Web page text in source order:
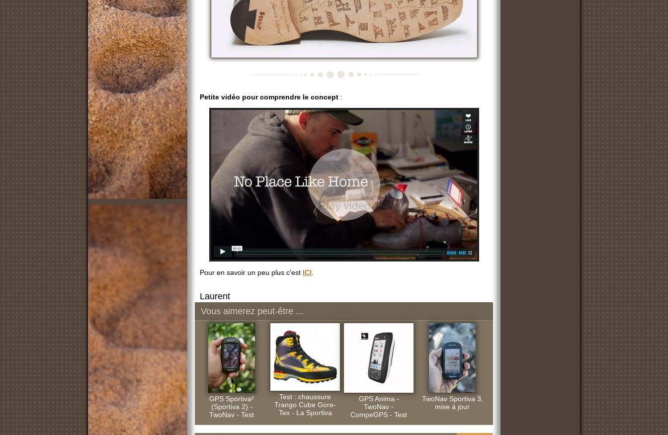
Petite vidéo pour comprendre le concept :
Pour en savoir un peu plus c'est ICI
Laurent
Vous aimerez peut-être ...
GPS Sportiva²
(Sportiva 2) -
TwoNav - Test
Test : chaussure
Trango Cube Gore-
Tex - La Sportiva
GPS Anima -
TwoNav -
CompeGPS - Test
TwoNav Sportiva 3,
mise à jour